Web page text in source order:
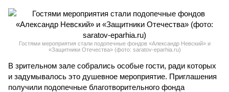
Гостями мероприятия стали подопечные фондов «Александр Невский» и
«Защитники Отечества» (фото: saratov-eparhia.ru)
В зрительном зале собрались особые гости, ради которых
и задумывалось это душевное мероприятие. Приглашения
получили подопечные благотворительного фонда